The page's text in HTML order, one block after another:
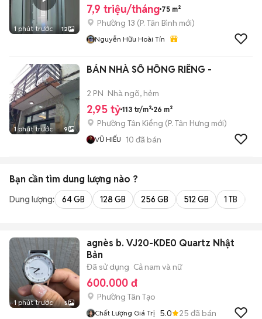
1 phút trước 12
7,9 triệu/tháng 75 m²
Phường 13 (P. Tân Bình mới)
Nguyễn Hữu Hoài Tín
1 phút trước 9
BÁN NHÀ SỔ HỒNG RIÊNG -
2 PN Nhà ngõ, hẻm
2,95 tỷ 113 tr/m² 26 m²
Phường Tân Kiểng (P. Tân Hưng mới)
VŨ HIẾU 10 đã bán
Bạn cần tìm dung lượng nào ?
Dung lượng: 64 GB 128 GB 256 GB 512 GB 1 TB
1 phút trước 5
agnès b. VJ20-KDE0 Quartz Nhật
Bản
Đã sử dụng Cả nam và nữ
600.000 đ
Phường Tân Tạo
Chất Lượng Giá Trị 5.0 25 đã bán